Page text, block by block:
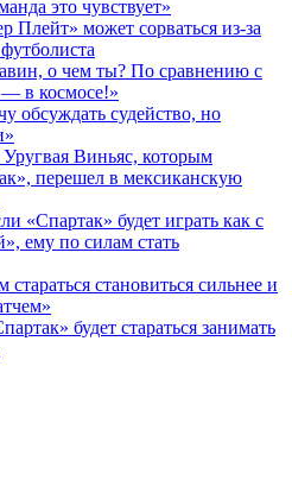
это чувствует»
Плейт» может сорваться из‑за
о чем ты? По сравнению с
в космосе!»
обсуждать судейство, но
Виньяс, которым
перешел в мексиканскую
«Спартак» будет играть как с
ему по силам стать
стараться становиться сильнее и
будет стараться занимать